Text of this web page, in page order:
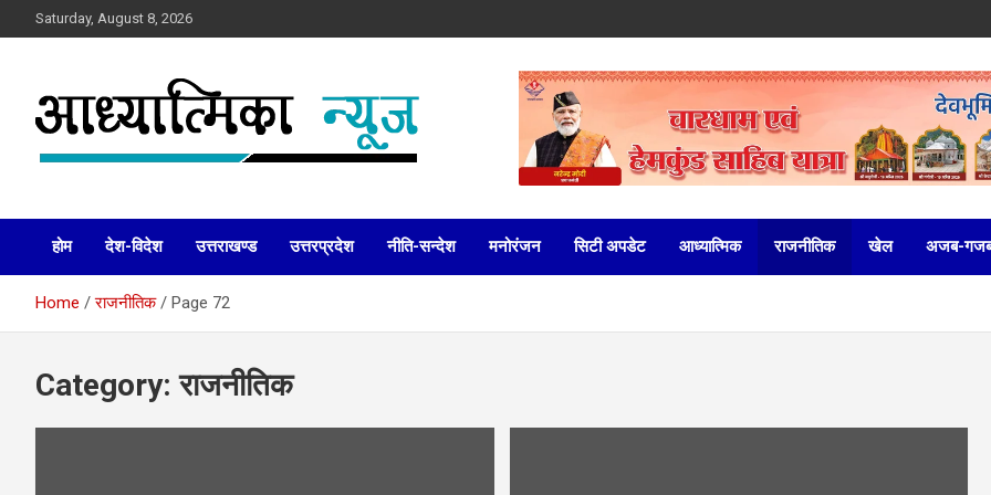
to
Saturday, August 8, 2026
Aadhyatmika News
होम देश-विदेश उत्तराखण्ड उत्तरप्रदेश नीति-सन्देश मनोरंजन सिटी अपडेट आध्यात्मिक राजनीतिक खेल अजब-
Home राजनीतिक Page 72
Category:राजनीतिक